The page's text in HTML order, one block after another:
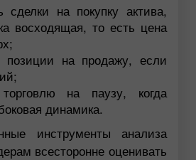
сделки на покупку актива,
восходящая, то есть цена
позиции на продажу, если
на паузу, когда
динамика.
инструменты анализа
всесторонне оценивать